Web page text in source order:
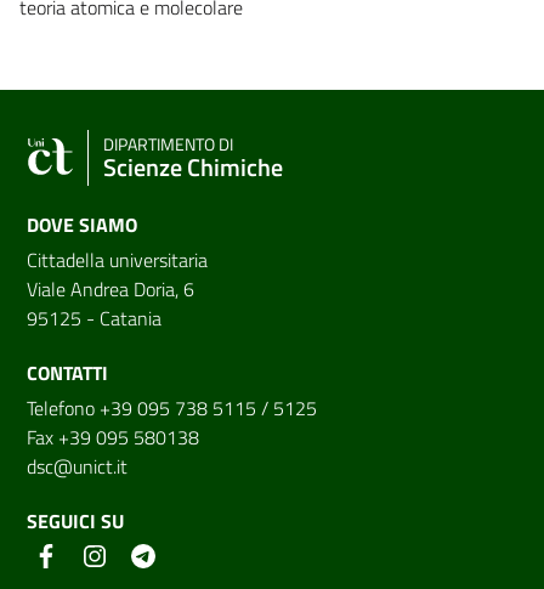
teoria atomica e molecolare
DIPARTIMENTO DI
Scienze Chimiche
DOVE SIAMO
Cittadella universitaria
Viale Andrea Doria, 6
95125 - Catania
CONTATTI
Telefono +39 095 738 5115 / 5125
Fax +39 095 580138
dsc@unict.it
SEGUICI SU